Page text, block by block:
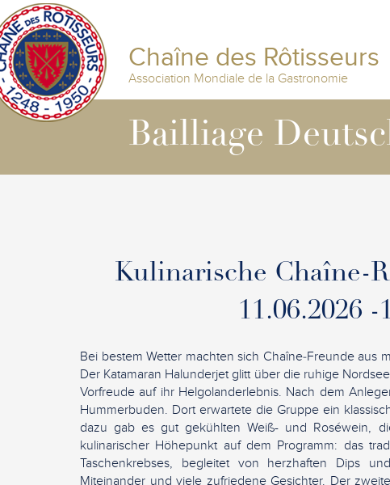
Chaîne des Rôtisseurs
Association Mondiale de la Gastronomie
Bailliage
Kulinarische Chaîne-
11.06.2026 -
Bei bestem Wetter machten sich Chaîne‑Freunde aus
Der Katamaran Halunderjet glitt über die ruhige
Vorfreude auf ihr Helgolanderlebnis. Nach dem
Hummerbuden. Dort erwartete die Gruppe ein
dazu gab es gut gekühlten Weiß- und Roséwein,
kulinarischer Höhepunkt auf dem Programm: das
Taschenkrebses, begleitet von herzhaften Dips
Miteinander und viele zufriedene Gesichter. Der